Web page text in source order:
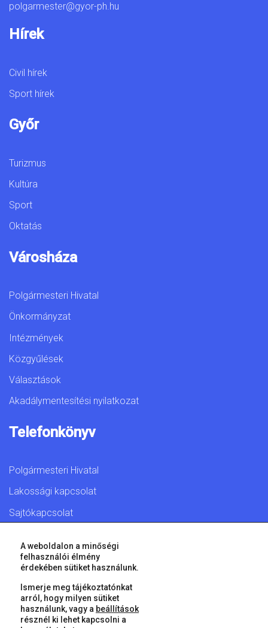
polgarmester@gyor-ph.hu
Hírek
Civil hírek
Sport hírek
Győr
Turizmus
Kultúra
Sport
Oktatás
Városháza
Polgármesteri Hivatal
Önkormányzat
Intézmények
Közgyűlések
Választások
Akadálymentesítési nyilatkozat
Telefonkönyv
Polgármesteri Hivatal
Lakossági kapcsolat
Sajtókapcsolat
© 2026 Győr Megyei Jogú Város • Minden jog fenntartva!
A weboldalon a minőségi
felhasználói élmény
érdekében sütiket használunk.
Ismerje meg tájékoztatónkat
arról, hogy milyen sütiket
használunk, vagy a beállítások
résznél ki lehet kapcsolni a